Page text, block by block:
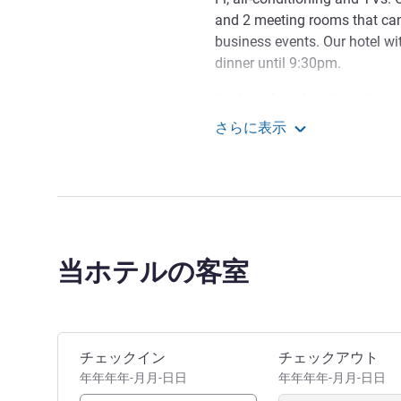
and 2 meeting rooms that
business events. Our hotel
dinner until 9:30pm.
ideally located. You can also
Take a walk to the Ferndale
information about any of
Apartheid Museum or the
The Mercure
さらに表示
当ホテルの客室
このホテルを予約
チェックイン
年年年年-月月-日日
チェックアウト
年年年年-月月-日日